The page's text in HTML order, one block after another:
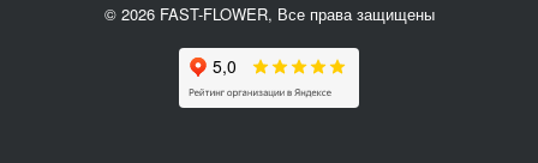
© 2026 FAST-FLOWER, Все права защищены